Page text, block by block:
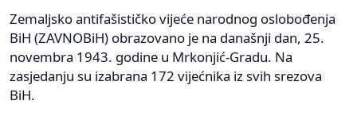
Zemaljsko antifašističko vijeće narodnog oslobođenja
BiH (ZAVNOBiH) obrazovano je na današnji dan, 25.
novembra 1943. godine u Mrkonjić-Gradu. Na
zasjedanju su izabrana 172 vijećnika iz svih srezova
BiH.